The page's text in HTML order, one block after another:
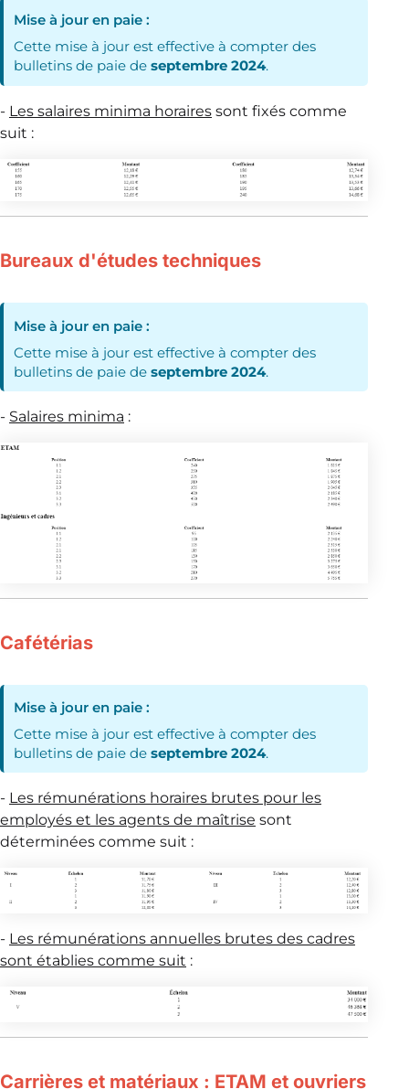
Mise à jour en paie :
Cette mise à jour est effective à compter des
bulletins de paie deseptembre 2024.
- Les salaires minima horaires sont fixés comme
suit :
Bureaux d'études techniques
Mise à jour en paie :
Cette mise à jour est effective à compter des
bulletins de paie deseptembre 2024.
- Salaires minima :
Cafétérias
Mise à jour en paie :
Cette mise à jour est effective à compter des
bulletins de paie deseptembre 2024.
- Les rémunérations horaires brutes pour les
employés et les agents de maîtrise sont
déterminées comme suit :
- Les rémunérations annuelles brutes des cadres
sont établies comme suit :
Carrières et matériaux : ETAM et ouvriers